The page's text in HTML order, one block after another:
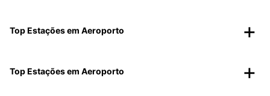
Top Estações em Aeroporto
Top Estações em Aeroporto